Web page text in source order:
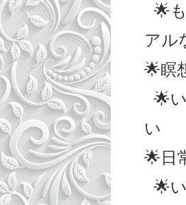
🌟
アル
🌟瞑
🌟
い
🌟日
🌟